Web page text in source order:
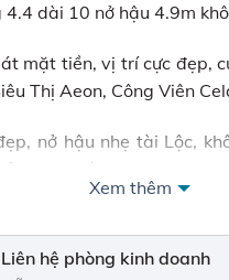
dài 10 nở hậu 4.9m
mặt tiền, vị trí cực đẹp,
Thị Aeon, Công Viên
nở hậu nhẹ tài Lộc,
mua bán nhanh.
Xem thêm
Liên hệ phòng kinh doanh